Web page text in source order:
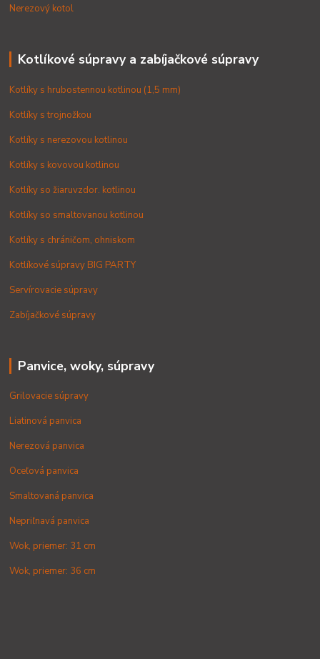
Nerezový kotol
Kotlíkové súpravy a zabíjačkové súpravy
Kotlíky s hrubostennou kotlinou (1,5 mm)
Kotlíky s trojnožkou
Kotlíky s nerezovou kotlinou
Kotlíky s kovovou kotlinou
Kotlíky so žiaruvzdor. kotlinou
Kotlíky so smaltovanou kotlinou
Kotlíky s chráničom, ohniskom
Kotlíkové súpravy BIG PARTY
Servírovacie súpravy
Zabíjačkové súpravy
Panvice, woky, súpravy
Grilovacie súpravy
Liatinová panvica
Nerezová panvica
Oceľová panvica
Smaltovaná panvica
Nepriľnavá panvica
Wok, priemer: 31 cm
Wok, priemer: 36 cm